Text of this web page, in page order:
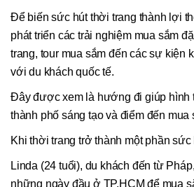
Để biến sức hút thời trang thành lợi
phát triển các trải nghiệm mua sắm
trang, tour mua sắm đến các sự kiện
với du khách quốc tế.
Đây được xem là hướng đi giúp hình
thành phố sáng tạo và điểm đến mua
Khi thời trang trở thành một phần sức
Linda (24 tuổi), du khách đến từ
những ngày đầu ở TP.HCM để mua